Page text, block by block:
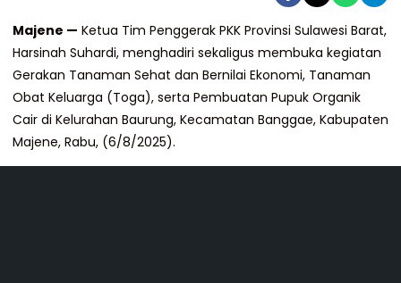
Majene — Ketua Tim Penggerak PKK Provinsi Sulawesi Barat,
Harsinah Suhardi, menghadiri sekaligus membuka kegiatan
Gerakan Tanaman Sehat dan Bernilai Ekonomi, Tanaman
Obat Keluarga (Toga), serta Pembuatan Pupuk Organik
Cair di Kelurahan Baurung, Kecamatan Banggae, Kabupaten
Majene, Rabu, (6/8/2025).